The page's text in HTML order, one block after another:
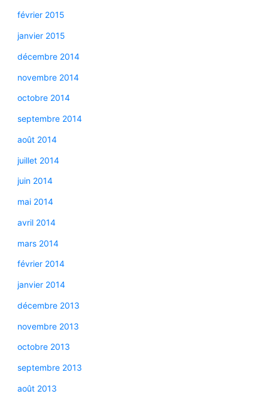
février 2015
janvier 2015
décembre 2014
novembre 2014
octobre 2014
septembre 2014
août 2014
juillet 2014
juin 2014
mai 2014
avril 2014
mars 2014
février 2014
janvier 2014
décembre 2013
novembre 2013
octobre 2013
septembre 2013
août 2013